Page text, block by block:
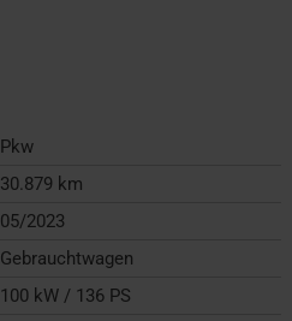
Pkw
30.879 km
05/2023
Gebrauchtwagen
100 kW / 136 PS